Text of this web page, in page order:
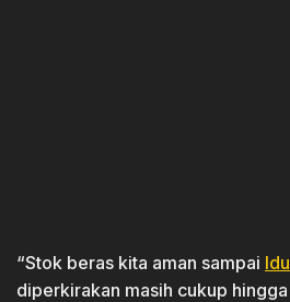
“Stok beras kita aman sampai
diperkirakan masih cukup